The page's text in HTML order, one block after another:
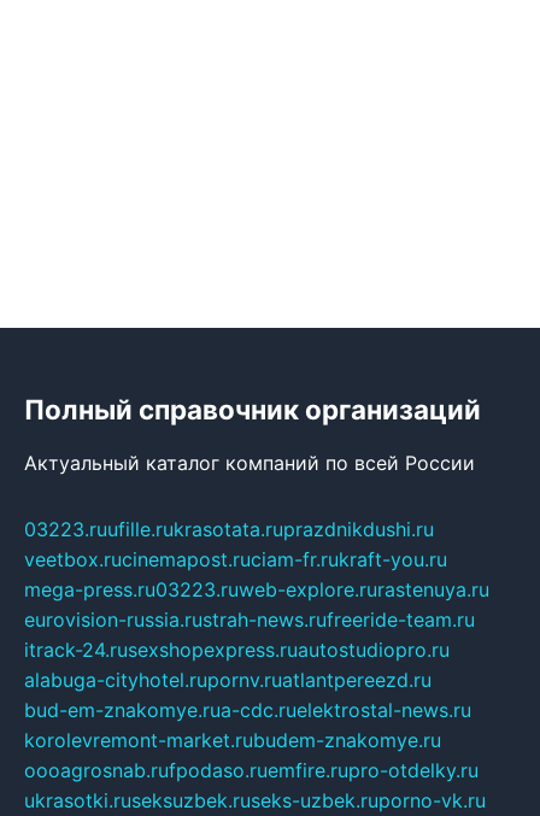
Полный справочник организаций
Актуальный каталог компаний по всей России
03223.ruufille.rukrasotata.ruprazdnikdushi.ru
veetbox.rucinemapost.ruciam-fr.rukraft-you.ru
mega-press.ru03223.ruweb-explore.rurastenuya.ru
eurovision-russia.rustrah-news.rufreeride-team.ru
itrack-24.rusexshopexpress.ruautostudiopro.ru
alabuga-cityhotel.rupornv.ruatlantpereezd.ru
bud-em-znakomye.rua-cdc.ruelektrostal-news.ru
korolevremont-market.rubudem-znakomye.ru
oooagrosnab.rufpodaso.ruemfire.rupro-otdelky.ru
ukrasotki.ruseksuzbek.ruseks-uzbek.ruporno-vk.ru